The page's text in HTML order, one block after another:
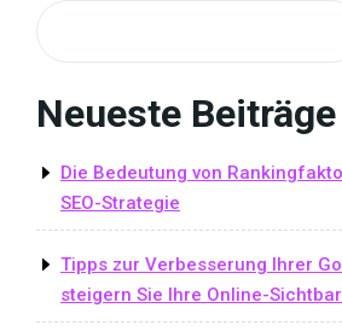
Neueste Beiträge
Die Bedeutung von
SEO-Strategie
Tipps zur Verbesserung Ihrer
steigern Sie Ihre Online-